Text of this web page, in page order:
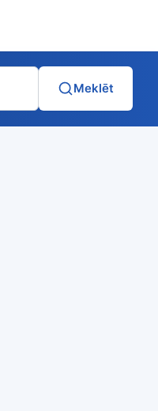
Meklēt